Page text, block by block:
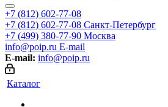
+7 (812) 602-77-08
+7 (812) 602-77-08 Санкт-Петербург
+7 (499) 380-77-90 Москва
info@poip.ru E-mail
E-mail: info@poip.ru
Каталог